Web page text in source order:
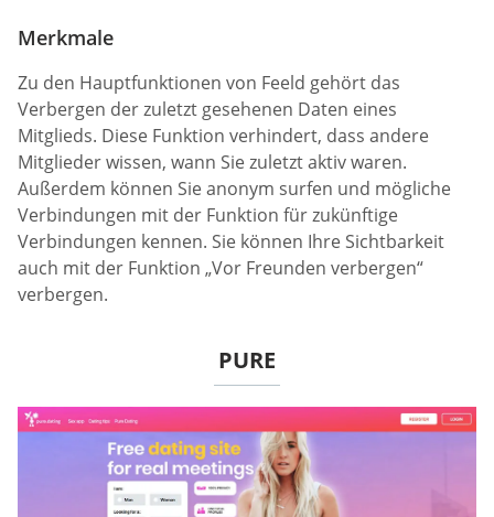
Merkmale
Zu den Hauptfunktionen von Feeld gehört das
Verbergen der zuletzt gesehenen Daten eines
Mitglieds. Diese Funktion verhindert, dass andere
Mitglieder wissen, wann Sie zuletzt aktiv waren.
Außerdem können Sie anonym surfen und mögliche
Verbindungen mit der Funktion für zukünftige
Verbindungen kennen. Sie können Ihre Sichtbarkeit
auch mit der Funktion „Vor Freunden verbergen“
verbergen.
PURE